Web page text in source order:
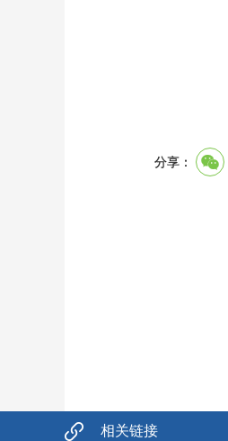
分享：
相关链接